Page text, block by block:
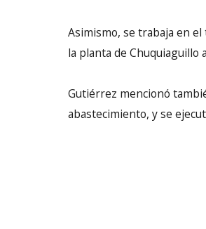
Asimismo, se trabaja en
la planta de Chuquiaguillo
Gutiérrez mencionó
abastecimiento, y se